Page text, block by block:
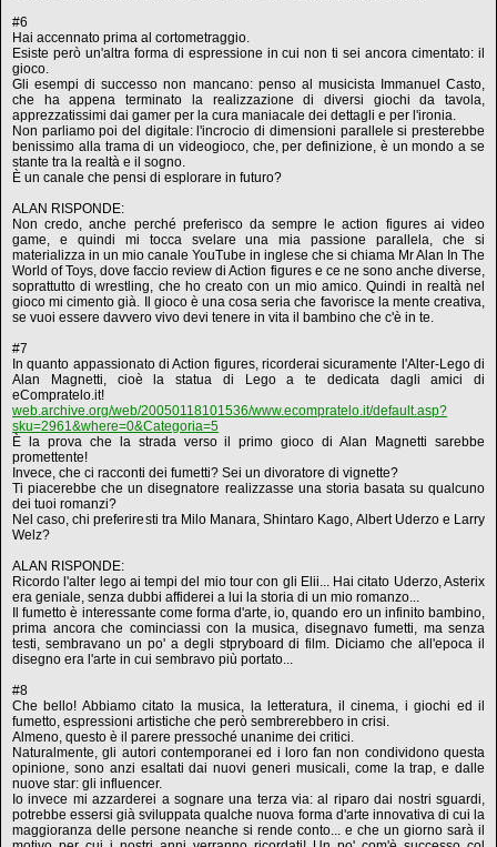
#6
Hai accennato prima al cortometraggio.
Esiste però un'altra forma di espressione in cui non ti sei ancora cimentato: il
gioco.
Gli esempi di successo non mancano: penso al musicista Immanuel Casto,
che ha appena terminato la realizzazione di diversi giochi da tavola,
apprezzatissimi dai gamer per la cura maniacale dei dettagli e per l'ironia.
Non parliamo poi del digitale: l'incrocio di dimensioni parallele si presterebbe
benissimo alla trama di un videogioco, che, per definizione, è un mondo a se
stante tra la realtà e il sogno.
È un canale che pensi di esplorare in futuro?
ALAN RISPONDE:
Non credo, anche perché preferisco da sempre le action figures ai video
game, e quindi mi tocca svelare una mia passione parallela, che si
materializza in un mio canale YouTube in inglese che si chiama Mr Alan In The
World of Toys, dove faccio review di Action figures e ce ne sono anche diverse,
soprattutto di wrestling, che ho creato con un mio amico. Quindi in realtà nel
gioco mi cimento già. Il gioco è una cosa seria che favorisce la mente creativa,
se vuoi essere davvero vivo devi tenere in vita il bambino che c'è in te.
#7
In quanto appassionato di Action figures, ricorderai sicuramente l'Alter-Lego di
Alan Magnetti, cioè la statua di Lego a te dedicata dagli amici di
eCompratelo.it!
web.archive.org/web/20050118101536/www.ecompratelo.it/default.asp?
sku=2961&where=0&Categoria=5
È la prova che la strada verso il primo gioco di Alan Magnetti sarebbe
promettente!
Invece, che ci racconti dei fumetti? Sei un divoratore di vignette?
Ti piacerebbe che un disegnatore realizzasse una storia basata su qualcuno
dei tuoi romanzi?
Nel caso, chi preferiresti tra Milo Manara, Shintaro Kago, Albert Uderzo e Larry
Welz?
ALAN RISPONDE:
Ricordo l'alter lego ai tempi del mio tour con gli Elii... Hai citato Uderzo, Asterix
era geniale, senza dubbi affiderei a lui la storia di un mio romanzo...
Il fumetto è interessante come forma d'arte, io, quando ero un infinito bambino,
prima ancora che cominciassi con la musica, disegnavo fumetti, ma senza
testi, sembravano un po' a degli stpryboard di film. Diciamo che all'epoca il
disegno era l'arte in cui sembravo più portato...
#8
Che bello! Abbiamo citato la musica, la letteratura, il cinema, i giochi ed il
fumetto, espressioni artistiche che però sembrerebbero in crisi.
Almeno, questo è il parere pressoché unanime dei critici.
Naturalmente, gli autori contemporanei ed i loro fan non condividono questa
opinione, sono anzi esaltati dai nuovi generi musicali, come la trap, e dalle
nuove star: gli influencer.
Io invece mi azzarderei a sognare una terza via: al riparo dai nostri sguardi,
potrebbe essersi già sviluppata qualche nuova forma d'arte innovativa di cui la
maggioranza delle persone neanche si rende conto... e che un giorno sarà il